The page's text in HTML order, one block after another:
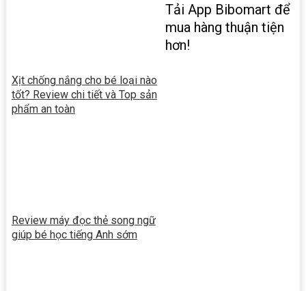
Xịt chống nắng cho bé loại nào
tốt? Review chi tiết và Top sản
phẩm an toàn
Review máy đọc thẻ song ngữ
giúp bé học tiếng Anh sớm
Tải App Bibomart để
mua hàng thuận tiện
hơn!